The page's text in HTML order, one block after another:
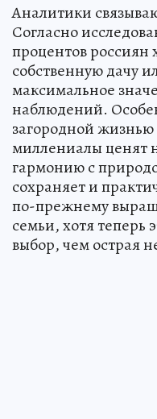
Аналитики
Согласно
процентов россиян
собственную дачу
максимальное
наблюдений.
загородной
миллениалы ценят
гармонию с
сохраняет и
по-прежнему
семьи, хотя теперь
выбор, чем острая